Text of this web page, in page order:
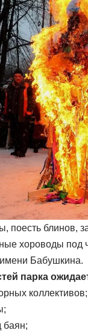
поесть блинов,
хороводы
Бабушкина.
парка
коллективов;
баян;